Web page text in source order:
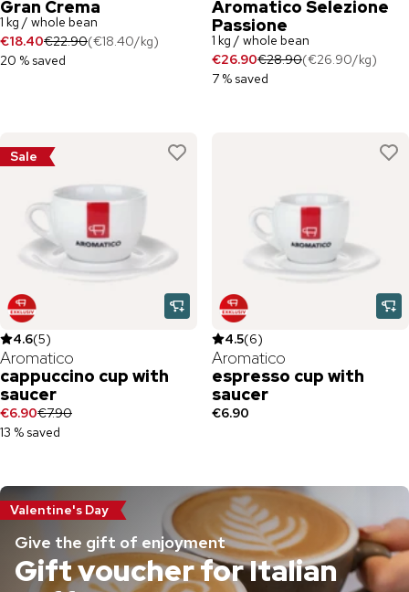
Gran Crema
1 kg / whole bean
€18.40€22.90(€18.40/kg)
20 % saved
Aromatico Selezione
Passione
1 kg / whole bean
€26.90€28.90(€26.90/kg)
7 % saved
Sale
4.6(5)
Aromatico
cappuccino cup with
saucer
€6.90€7.90
13 % saved
4.5(6)
Aromatico
espresso cup with
saucer
€6.90
Valentine's Day
Give the gift of enjoyment
Gift voucher for Italian